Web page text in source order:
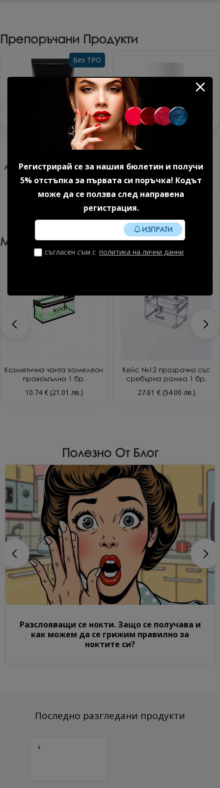
Регистрирай се за нашия бюлетин и получи
5% отстъпка за първата си поръчка! Кодът
може да се ползва след направена
регистрация.
ИЗПРАТИ
съгласен съм с политика на лични данни
Препоръчани Продукти
Без TPO
Акригел Sparkle mood №1 15
Дехидратор 15 мл.
8.18 € (16.00 лв.)
Може Да Харесате Още
Козметична чанта хамелеон
правоъгълна 1 бр.
10.74 € (21.01 лв.)
Кейс №12 прозрачно със
сребърна рамка 1 бр.
27.61 € (54.00 лв.)
Полезно От Блог
Разслояващи се нокти. Защо се получава и
как можем да се грижим правилно за
ноктите си?
Последно разгледани продукти